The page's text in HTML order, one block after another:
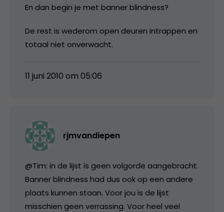
En dan begin je met banner blindness?
De rest is wederom open deuren intrappen en
totaal niet onverwacht.
11 juni 2010 om 05:06
rjmvandiepen
@Tim: in de lijst is geen volgorde aangebracht.
Banner blindness had dus ook op een andere
plaats kunnen staan. Voor jou is de lijst
misschien geen verrassing. Voor heel veel